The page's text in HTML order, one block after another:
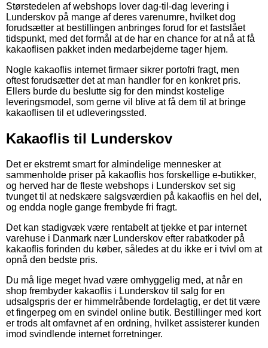
Størstedelen af webshops lover dag-til-dag levering i
Lunderskov på mange af deres varenumre, hvilket dog
forudsætter at bestillingen anbringes forud for et fastslået
tidspunkt, med det formål at de har en chance for at nå at få
kakaoflisen pakket inden medarbejderne tager hjem.
Nogle kakaoflis internet firmaer sikrer portofri fragt, men
oftest forudsætter det at man handler for en konkret pris.
Ellers burde du beslutte sig for den mindst kostelige
leveringsmodel, som gerne vil blive at få dem til at bringe
kakaoflisen til et udleveringssted.
Kakaoflis til Lunderskov
Det er ekstremt smart for almindelige mennesker at
sammenholde priser på kakaoflis hos forskellige e-butikker,
og herved har de fleste webshops i Lunderskov set sig
tvunget til at nedskære salgsværdien på kakaoflis en hel del,
og endda nogle gange frembyde fri fragt.
Det kan stadigvæk være rentabelt at tjekke et par internet
varehuse i Danmark nær Lunderskov efter rabatkoder på
kakaoflis forinden du køber, således at du ikke er i tvivl om at
opnå den bedste pris.
Du må lige meget hvad være omhyggelig med, at når en
shop frembyder kakaoflis i Lunderskov til salg for en
udsalgspris der er himmelråbende fordelagtig, er det tit være
et fingerpeg om en svindel online butik. Bestillinger med kort
er trods alt omfavnet af en ordning, hvilket assisterer kunden
imod svindlende internet forretninger.